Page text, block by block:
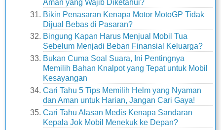
Aman yang Wajib Diketahui?
Bikin Penasaran Kenapa Motor MotoGP Tidak
Dijual Bebas di Pasaran?
Bingung Kapan Harus Menjual Mobil Tua
Sebelum Menjadi Beban Finansial Keluarga?
Bukan Cuma Soal Suara, Ini Pentingnya
Memilih Bahan Knalpot yang Tepat untuk Mobil
Kesayangan
Cari Tahu 5 Tips Memilih Helm yang Nyaman
dan Aman untuk Harian, Jangan Cari Gaya!
Cari Tahu Alasan Medis Kenapa Sandaran
Kepala Jok Mobil Menekuk ke Depan?